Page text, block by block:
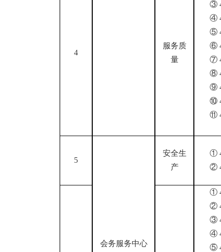
4
服务质
量
③
④
⑤
⑥
⑦
⑧
⑨
⑩
⑪
5
会务服务中心
安全生
产
①
②
①
②
③
④
⑤